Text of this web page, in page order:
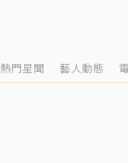
熱門星聞 藝人動態